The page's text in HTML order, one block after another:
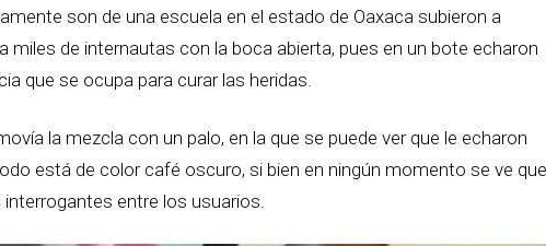
son de una escuela en el estado de Oaxaca subieron a
miles de internautas con la boca abierta, pues en un bote echaron
que se ocupa para curar las heridas.
la mezcla con un palo, en la que se puede ver que le echaron
está de color café oscuro, si bien en ningún momento se ve que
entre los usuarios.